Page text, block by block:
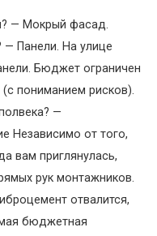
— Мокрый фасад.
— Панели. На улице
Бюджет ограничен
пониманием рисков).
—
Независимо от того,
вам приглянулась,
рук монтажников.
отвалится,
бюджетная